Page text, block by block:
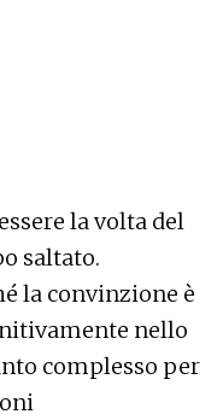
la volta del
saltato.
la convinzione è
nello
complesso per